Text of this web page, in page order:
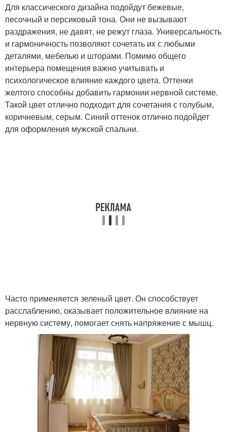
Для классического дизайна подойдут бежевые,
песочный и персиковый тона. Они не вызывают
раздражения, не давят, не режут глаза. Универсальность
и гармоничность позволяют сочетать их с любыми
деталями, мебелью и шторами. Помимо общего
интерьера помещения важно учитывать и
психологическое влияние каждого цвета. Оттенки
желтого способны добавить гармонии нервной системе.
Такой цвет отлично подходит для сочетания с голубым,
коричневым, серым. Синий оттенок отлично подойдет
для оформления мужской спальни.
Часто применяется зеленый цвет. Он способствует
расслаблению, оказывает положительное влияние на
нервную систему, помогает снять напряжение с мышц.